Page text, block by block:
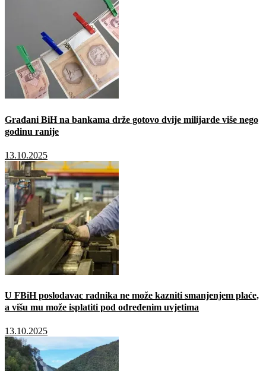
Građani BiH na bankama drže gotovo dvije milijarde više nego
godinu ranije
13.10.2025
U FBiH poslodavac radnika ne može kazniti smanjenjem plaće,
a višu mu može isplatiti pod određenim uvjetima
13.10.2025